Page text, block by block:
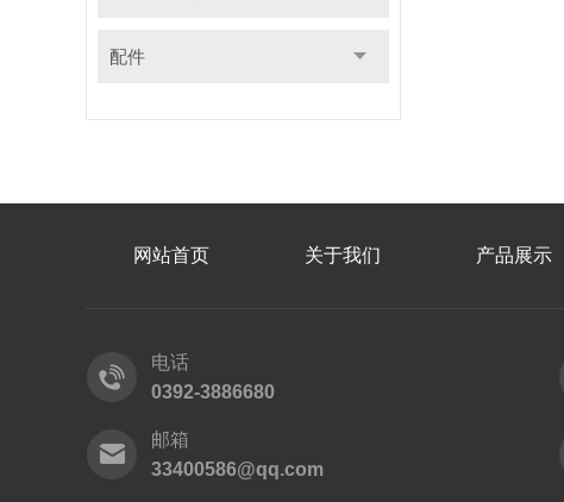
配件
网站首页 关于我们 产品展示
电话
0392-3886680
邮箱
33400586@qq.com